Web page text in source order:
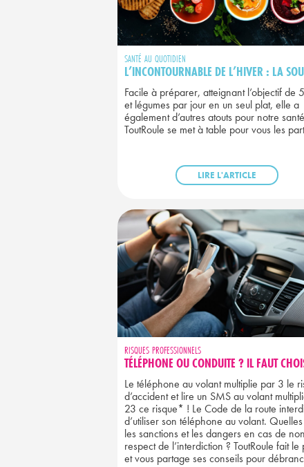
SANTÉ AU QUOTIDIEN
L’INCONTOURNABLE DE L’HIVER : LA
Facile à préparer, atteignant l’objectif de
et légumes par jour en un seul plat, elle a
également d’autres atouts pour notre
ToutRoule se met à table pour vous les
LIRE L'ARTICLE
RISQUES PROFESSIONNELS
TÉLÉPHONE OU CONDUITE ? IL FAUT
Le téléphone au volant multiplie par 3 le
d’accident et lire un SMS au volant
23 ce risque* ! Le Code de la route
d’utiliser son téléphone au volant.
les sanctions et les dangers en cas de
respect de l’interdiction ? ToutRoule fait le
et vous partage ses conseils pour